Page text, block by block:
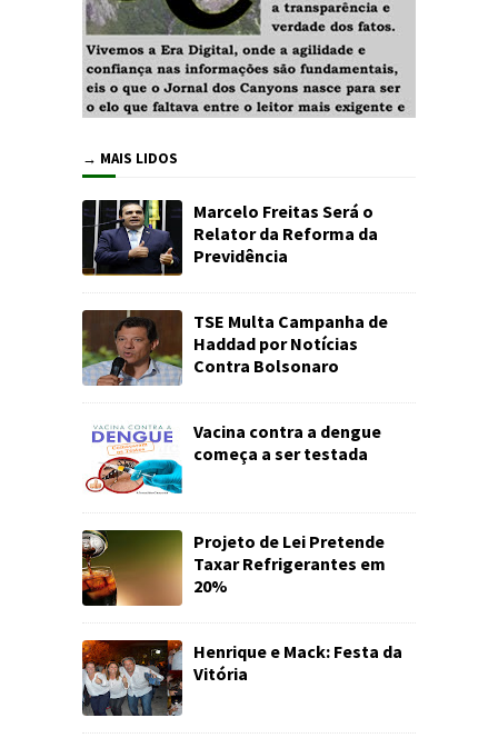
→ MAIS LIDOS
Marcelo Freitas Será o
Relator da Reforma da
Previdência
TSE Multa Campanha de
Haddad por Notícias
Contra Bolsonaro
Vacina contra a dengue
começa a ser testada
Projeto de Lei Pretende
Taxar Refrigerantes em
20%
Henrique e Mack: Festa da
Vitória